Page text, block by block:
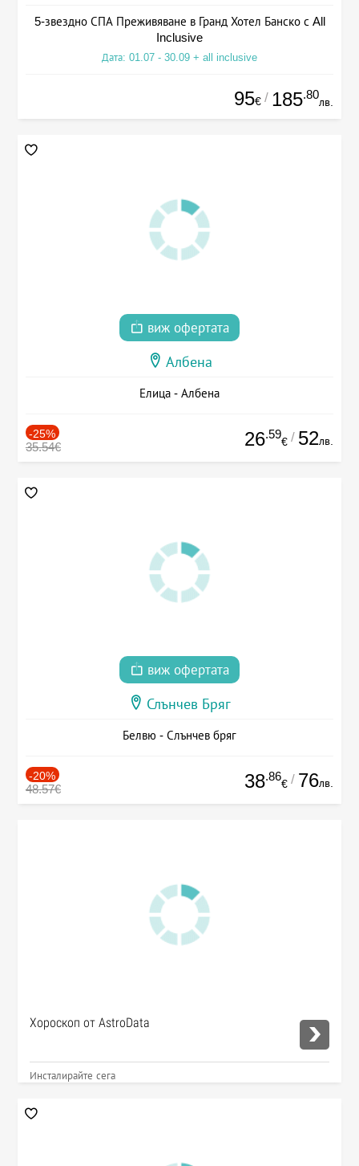
5-звездно СПА Преживяване в Гранд Хотел Банско с All
Inclusive
Дата: 01.07 - 30.09 + all inclusive
95€ / 185.80
лв.
виж офертата
Албена
Елица - Албена
-25%
35.54€ 26.59
€ / 52лв.
виж офертата
Слънчев Бряг
Белвю - Слънчев бряг
-20%
48.57€ 38.86
€ / 76лв.
Хороскоп от AstroData
Инсталирайте сега